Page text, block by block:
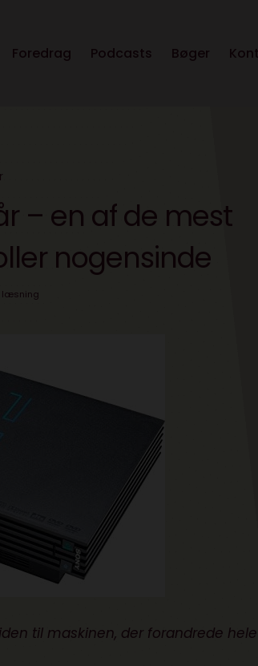
Foredrag Podcasts Bøger
– en af de mest
nogensinde
læsning
til maskinen, der forandrede hele